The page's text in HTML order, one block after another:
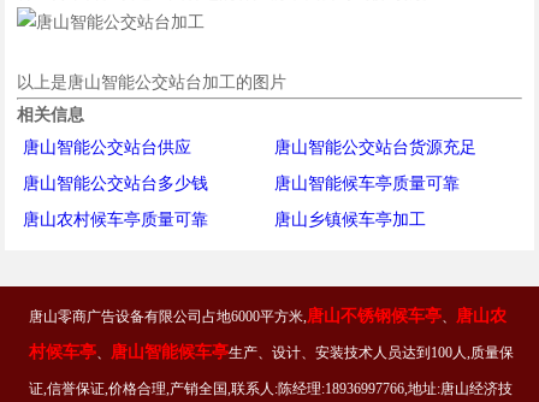
以上是唐山智能公交站台加工的图片
相关信息
唐山智能公交站台供应
唐山智能公交站台货源充足
唐山智能公交站台多少钱
唐山智能候车亭质量可靠
唐山农村候车亭质量可靠
唐山乡镇候车亭加工
唐山零商广告设备有限公司占地6000平方米,唐山不锈钢候车亭、 唐山农
村候车亭、 唐山智能候车亭生产、设计、安装技术人员达到100人,质量保
证,信誉保证,价格合理,产销全国,联系人:陈经理:18936997766,地址:唐山经济技